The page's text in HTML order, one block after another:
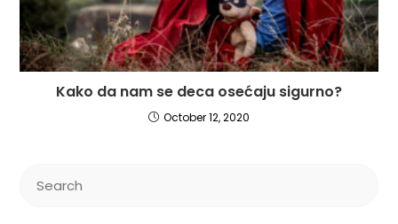
Kako da nam se deca osećaju sigurno?
October 12, 2020